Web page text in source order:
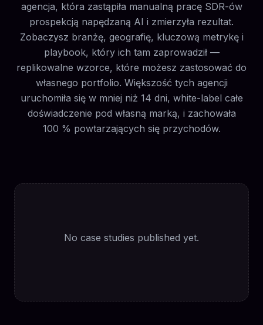
agencja, która zastąpiła manualną pracę SDR-ów
prospekcją napędzaną AI i zmierzyła rezultat.
Zobaczysz branżę, geografię, kluczową metrykę i
playbook, który ich tam zaprowadził —
replikowalne wzorce, które możesz zastosować do
własnego portfolio. Większość tych agencji
uruchomiła się w mniej niż 14 dni, white-label całe
doświadczenie pod własną marką, i zachowała
100 % powtarzających się przychodów.
No case studies published yet.